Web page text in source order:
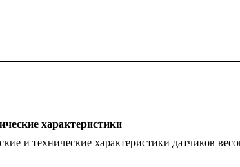
характеристики
и технические характеристики датчиков